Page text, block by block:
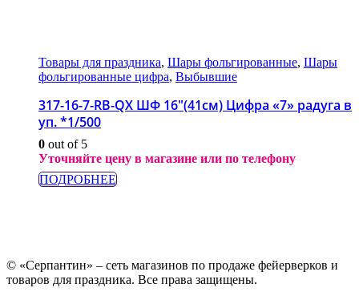
Товары для праздника, Шары фольгированные, Шары
фольгированные цифра, Выбывшие
317-16-7-RB-QX ШФ 16″(41см) Цифра «7» радуга в
уп. *1/500
0 out of 5
Уточняйте цену в магазине или по телефону
ПОДРОБНЕЕ
© «Серпантин» – сеть магазинов по продаже фейерверков и
товаров для праздника. Все права защищены.